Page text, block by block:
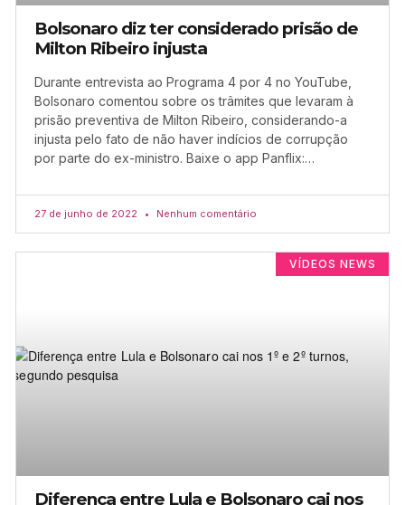
Bolsonaro diz ter considerado prisão de
Milton Ribeiro injusta
Durante entrevista ao Programa 4 por 4 no YouTube,
Bolsonaro comentou sobre os trâmites que levaram à
prisão preventiva de Milton Ribeiro, considerando-a
injusta pelo fato de não haver indícios de corrupção
por parte do ex-ministro. Baixe o app Panflix:…
27 de junho de 2022 Nenhum comentário
VÍDEOS NEWS
Diferença entre Lula e Bolsonaro cai nos